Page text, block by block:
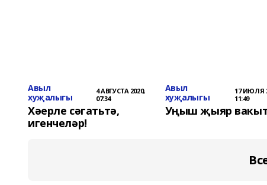
Авыл
хуҗалыгы
4 АВГУСТА 2020,
07:34
Хәерле сәгатьтә,
игенчеләр!
Авыл
хуҗалыгы
17 ИЮЛЯ
11:49
Уңыш җыяр